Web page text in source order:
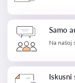
Samo
Na našoj
Iskusni